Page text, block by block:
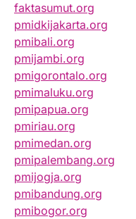
faktasumut.org
pmidkijakarta.org
pmibali.org
pmijambi.org
pmigorontalo.org
pmimaluku.org
pmipapua.org
pmiriau.org
pmimedan.org
pmipalembang.org
pmijogja.org
pmibandung.org
pmibogor.org